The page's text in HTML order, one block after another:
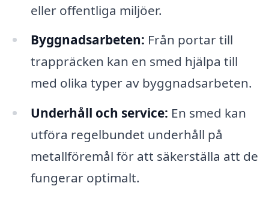
eller offentliga miljöer.
Byggnadsarbeten: Från portar till
trappräcken kan en smed hjälpa till
med olika typer av byggnadsarbeten.
Underhåll och service: En smed kan
utföra regelbundet underhåll på
metallföremål för att säkerställa att de
fungerar optimalt.